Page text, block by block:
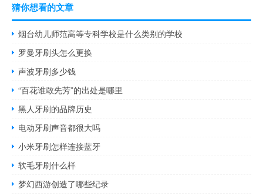
猜你想看的文章
烟台幼儿师范高等专科学校是什么类别的学校
罗曼牙刷头怎么更换
声波牙刷多少钱
“百花谁敢先芳”的出处是哪里
黑人牙刷的品牌历史
电动牙刷声音都很大吗
小米牙刷怎样连接蓝牙
软毛牙刷什么样
梦幻西游创造了哪些纪录